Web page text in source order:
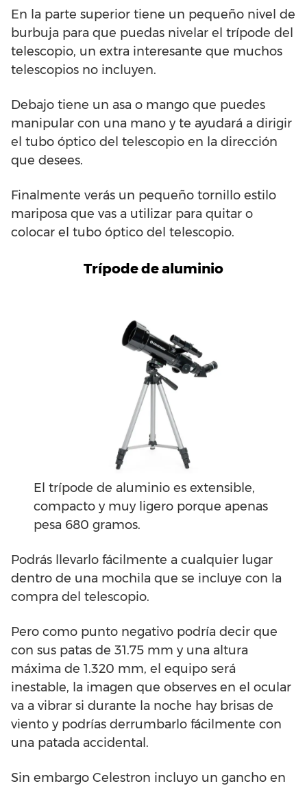
En la parte superior tiene un pequeño nivel de
burbuja para que puedas nivelar el trípode del
telescopio, un extra interesante que muchos
telescopios no incluyen.
Debajo tiene un asa o mango que puedes
manipular con una mano y te ayudará a dirigir
el tubo óptico del telescopio en la dirección
que desees.
Finalmente verás un pequeño tornillo estilo
mariposa que vas a utilizar para quitar o
colocar el tubo óptico del telescopio.
Trípode de aluminio
El trípode de aluminio es extensible,
compacto y muy ligero porque apenas
pesa 680 gramos.
Podrás llevarlo fácilmente a cualquier lugar
dentro de una mochila que se incluye con la
compra del telescopio.
Pero como punto negativo podría decir que
con sus patas de 31.75 mm y una altura
máxima de 1.320 mm, el equipo será
inestable, la imagen que observes en el ocular
va a vibrar si durante la noche hay brisas de
viento y podrías derrumbarlo fácilmente con
una patada accidental.
Sin embargo Celestron incluyo un gancho en